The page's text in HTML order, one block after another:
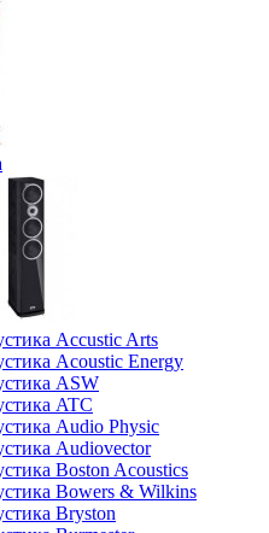
Accustic Arts
Acoustic Energy
ASW
ATC
Audio Physic
Audiovector
Boston Acoustics
Bowers & Wilkins
Bryston